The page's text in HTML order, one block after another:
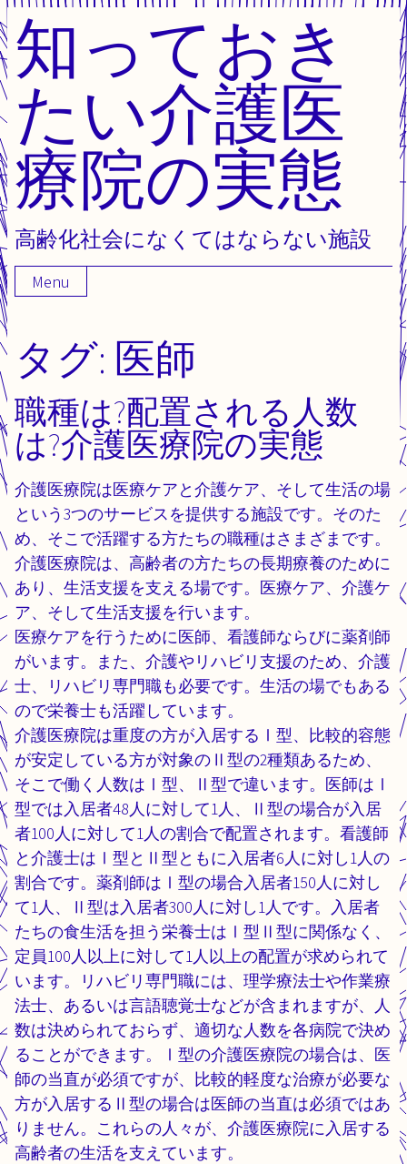
Skip
to
content
知っておき
たい介護医
療院の実態
高齢化社会になくてはならない施設
Menu
タグ: 医師
職種は?配置される人数
は?介護医療院の実態
介護医療院は医療ケアと介護ケア、そして生活の場
という3つのサービスを提供する施設です。そのた
め、そこで活躍する方たちの職種はさまざまです。
介護医療院は、高齢者の方たちの長期療養のために
あり、生活支援を支える場です。医療ケア、介護ケ
ア、そして生活支援を行います。
医療ケアを行うために医師、看護師ならびに薬剤師
がいます。また、介護やリハビリ支援のため、介護
士、リハビリ専門職も必要です。生活の場でもある
ので栄養士も活躍しています。
介護医療院は重度の方が入居するⅠ型、比較的容態
が安定している方が対象のⅡ型の2種類あるため、
そこで働く人数はⅠ型、Ⅱ型で違います。医師はⅠ
型では入居者48人に対して1人、Ⅱ型の場合が入居
者100人に対して1人の割合で配置されます。看護師
と介護士はⅠ型とⅡ型ともに入居者6人に対し1人の
割合です。薬剤師はⅠ型の場合入居者150人に対し
て1人、Ⅱ型は入居者300人に対し1人です。入居者
たちの食生活を担う栄養士はⅠ型Ⅱ型に関係なく、
定員100人以上に対して1人以上の配置が求められて
います。リハビリ専門職には、理学療法士や作業療
法士、あるいは言語聴覚士などが含まれますが、人
数は決められておらず、適切な人数を各病院で決め
ることができます。Ⅰ型の介護医療院の場合は、医
師の当直が必須ですが、比較的軽度な治療が必要な
方が入居するⅡ型の場合は医師の当直は必須ではあ
りません。これらの人々が、介護医療院に入居する
高齢者の生活を支えています。